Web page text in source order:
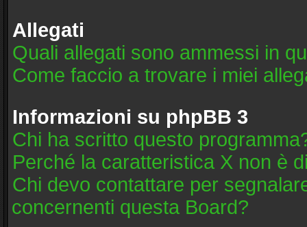
Allegati
Quali allegati sono ammessi in
Come faccio a trovare i miei
Informazioni su phpBB 3
Chi ha scritto questo
Perché la caratteristica X non è
Chi devo contattare per
concernenti questa Board?